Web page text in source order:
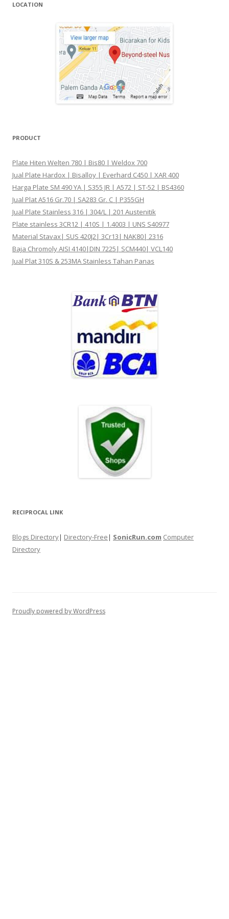
LOCATION
PRODUCT
Plate Hiten Welten 780 | Bis80 | Weldox 700
Jual Plate Hardox | Bisalloy | Everhard C450 | XAR 400
Harga Plate SM 490 YA | S355 JR | A572 | ST-52 | BS4360
Jual Plat A516 Gr.70 | SA283 Gr. C | P355GH
Jual Plate Stainless 316 | 304/L | 201 Austenitik
Plate stainless 3CR12 | 410S | 1.4003 | UNS S40977
Material Stavax| SUS 420J2| 3Cr13| NAK80| 2316
Baja Chromoly AISI 4140|DIN 7225| SCM440| VCL140
Jual Plat 310S & 253MA Stainless Tahan Panas
RECIPROCAL LINK
Blogs Directory| Directory-Free| SonicRun.com Computer
Directory
Proudly powered by WordPress